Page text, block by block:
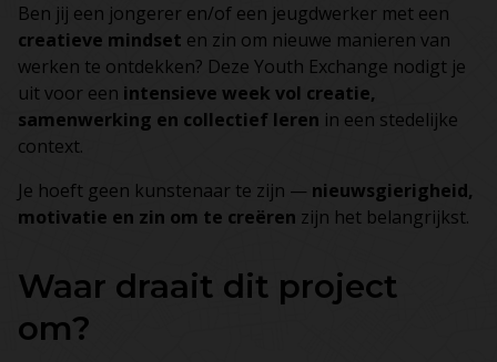
Ben jij een jongerer en/of een jeugdwerker met een
creatieve mindset en zin om nieuwe manieren van
werken te ontdekken? Deze Youth Exchange nodigt je
uit voor een intensieve week vol creatie,
samenwerking en collectief leren in een stedelijke
context.
Je hoeft geen kunstenaar te zijn — nieuwsgierigheid,
motivatie en zin om te creëren zijn het belangrijkst.
Waar draait dit project
om?